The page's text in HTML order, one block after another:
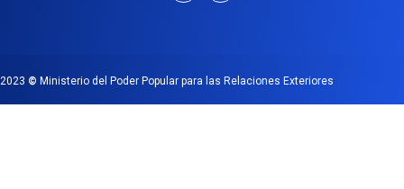
2023 © Ministerio del Poder Popular para las Relaciones Exteriores